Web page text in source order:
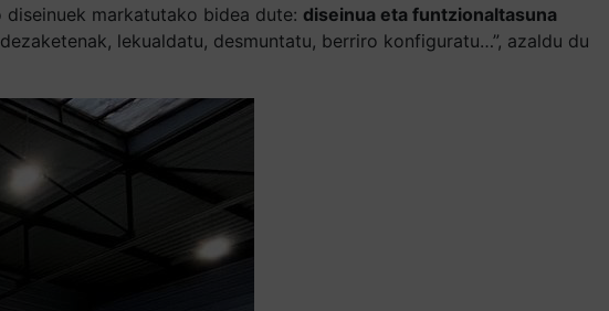
markatutako bidea dute: diseinua eta funtzionaltasuna
lekualdatu, desmuntatu, berriro konfiguratu…”, azaldu du